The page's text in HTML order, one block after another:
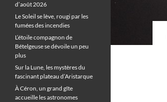
d’août 2026
Le Soleil se lève, rougi par les
fumées des incendies
L’étoile compagnon de
Bételgeuse se dévoile un peu
plus
Sur la Lune, les mystères du
fascinant plateau d’Aristarque
À Céron, un grand gîte
accueille les astronomes